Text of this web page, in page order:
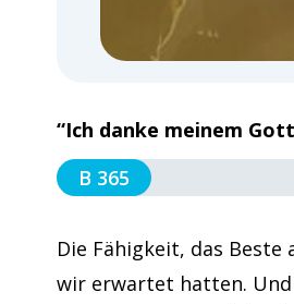
“Ich danke meinem
B 365
Die Fähigkeit, das
wir erwartet hatten. Und